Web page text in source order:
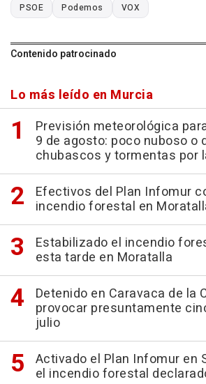
PSOE Podemos VOX
Contenido patrocinado
Lo más leído en Murcia
Previsión meteorológica
9 de agosto: poco nuboso o
chubascos y tormentas por
Efectivos del Plan Infomur
incendio forestal en
Estabilizado el incendio
esta tarde en Moratalla
Detenido en Caravaca de la
provocar presuntamente
julio
Activado el Plan Infomur en
el incendio forestal